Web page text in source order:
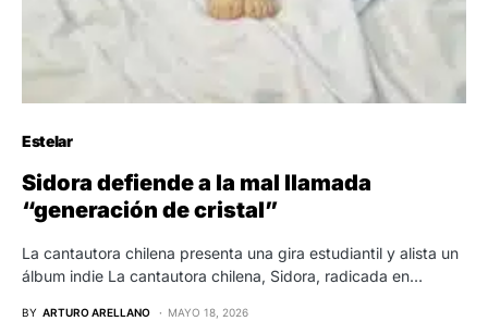
Estelar
Sidora defiende a la mal llamada
“generación de cristal”
La cantautora chilena presenta una gira estudiantil y alista un
álbum indie La cantautora chilena, Sidora, radicada en…
BY ARTURO ARELLANO MAYO 18, 2026